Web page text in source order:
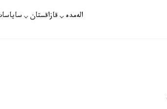
الەمدە قازاقستان